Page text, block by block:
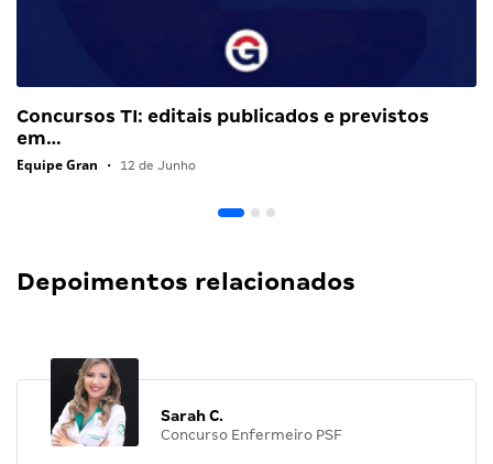
Concursos TI: editais publicados e previstos
em…
Equipe Gran • 12 de Junho
Depoimentos relacionados
Sarah C.
Concurso Enfermeiro PSF